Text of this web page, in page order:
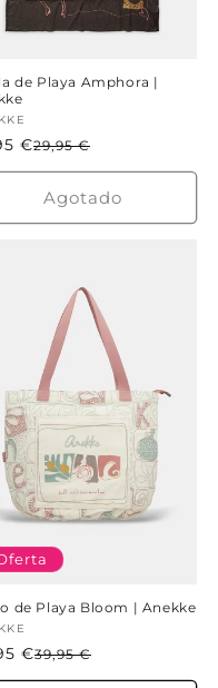
de Playa Amphora |
habitual
29,95 €
de
oferta
€
Agotado
de Playa Bloom | Anekke
habitual
39,95 €
de
€